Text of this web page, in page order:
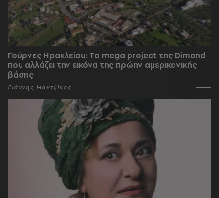
Γούρνες Ηρακλείου: To mega project της Dimand
που αλλάζει την εικόνα της πρώην αμερικανικής
βάσης
Γιάννης Μαντζίκος